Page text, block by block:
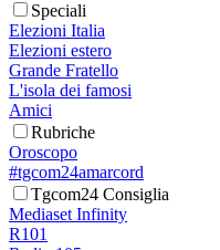
Speciali
Elezioni Italia
Elezioni estero
Grande Fratello
L'isola dei famosi
Amici
Rubriche
Oroscopo
#tgcom24amarcord
Tgcom24 Consiglia
Mediaset Infinity
R101